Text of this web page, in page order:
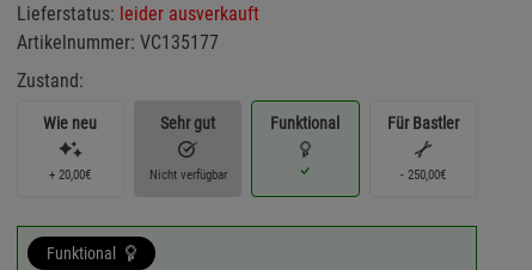
Lieferstatus: leider ausverkauft
Artikelnummer: VC135177
Zustand:
Wie neu
+ 20,00€
Sehr gut
Nicht verfügbar
Funktional Für Bastler
- 250,00€
Funktional